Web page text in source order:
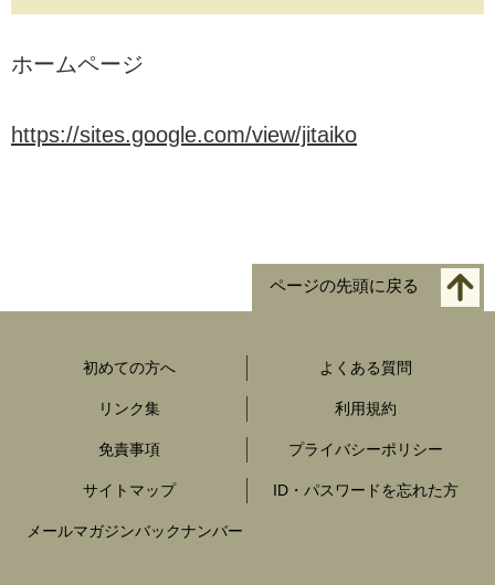
ホームページ
https://sites.google.com/view/jitaiko
ページの先頭に戻る
初めての方へ よくある質問
リンク集 利用規約
免責事項 プライバシーポリシー
サイトマップ ID・パスワードを忘れた方
メールマガジンバックナンバー